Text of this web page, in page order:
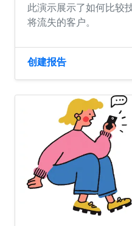
此演示展示了如何比较
将流失的客户。
创建报告